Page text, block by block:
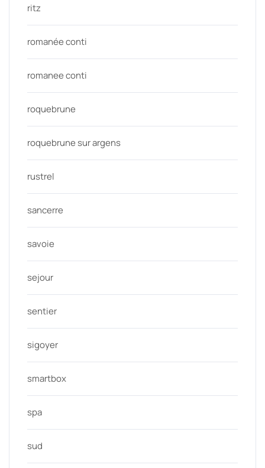
ritz
romanée conti
romanee conti
roquebrune
roquebrune sur argens
rustrel
sancerre
savoie
sejour
sentier
sigoyer
smartbox
spa
sud